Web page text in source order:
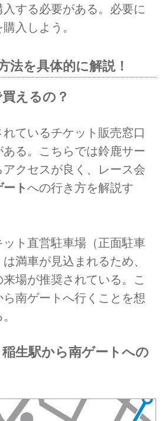
する必要がある。必要に
入しよう。
法を具体的に解説！
えるの？
ているチケット販売窓口
る。こちらでは鈴鹿サー
クセスが良く、レース会
トへの行き方を解説す
ト直営駐車場（正面駐車
満車が見込まれるため、
場が推奨されている。こ
南ゲートへ行くことを想
生駅から南ゲートへの